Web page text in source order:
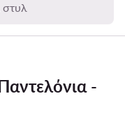
στυλ
-